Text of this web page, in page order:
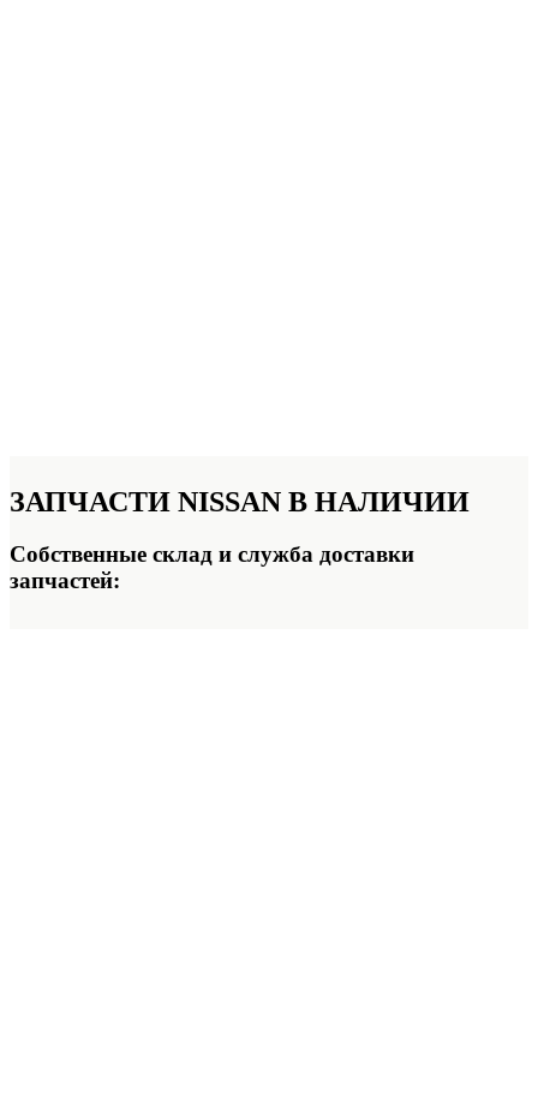
ЗАПЧАСТИ NISSAN В НАЛИЧИИ
Собственные склад и служба доставки
запчастей: